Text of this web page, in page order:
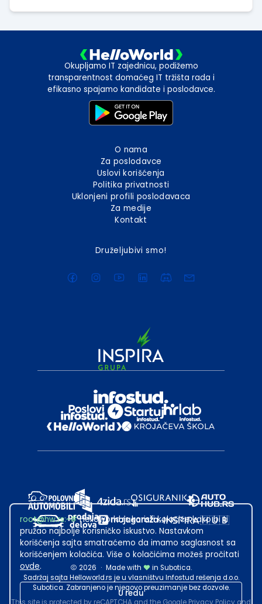
Okupljamo IT zajednicu, podižemo
transparentnost domaćeg IT tržišta rada i
efikasno spajamo kandidate i poslodavce.
O nama
Za poslodavce
Uslovi korišćenja
Politika privatnosti
Uklonjeni profili poslodavaca
Za medije
Kontakt
Druželjubivi smo!
2026 · Made with
in Subotica.
Sadržaj sajta Helloworld.rs je u vlasništvu Infostud rešenja d.o.o.
Subotica. Zabranjeno je njegovo preuzimanje bez dozvole.
root@hw.rs:~#Helloworld.rs koristi kolačiće kako bi ti
pružao najbolje korisničko iskustvo. Nastavkom
korišćenja sajta smatraćemo da imamo saglasnost sa
korišćenjem kolačića. Više o kolačićima možeš pročitati
ovde.
U redu